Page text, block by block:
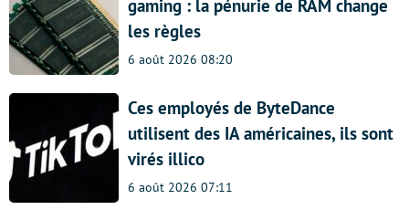
gaming : la pénurie de RAM change
les règles
6 août 2026 08:20
Ces employés de ByteDance
utilisent des IA américaines, ils sont
virés illico
6 août 2026 07:11